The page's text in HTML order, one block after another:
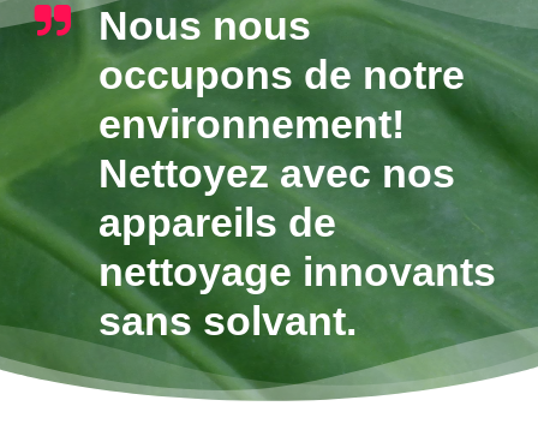
Nous nous
occupons de notre
environnement!
Nettoyez avec nos
appareils de
nettoyage innovants
sans solvant.